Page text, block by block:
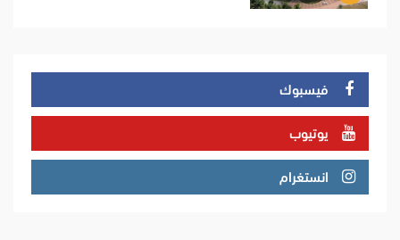
فيسبوك
يوتيوب
انستغرام